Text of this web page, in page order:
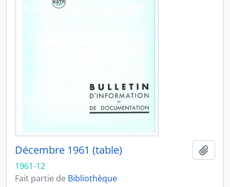
Décembre 1961 (table)
1961-12
Fait partie de Bibliothèque